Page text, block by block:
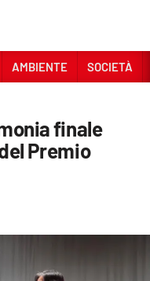
AMBIENTE SOCIETÀ
finale
Premio